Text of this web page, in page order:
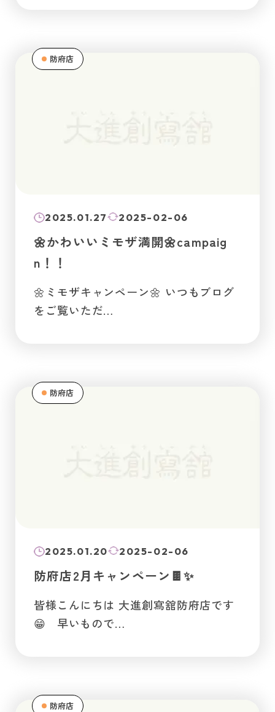
2025.01.27 2025-02-06
🌼かわいいミモザ満開🌼campaig
n！！
🌼ミモザキャンペーン🌼 いつもブログ
をご覧いただ…
防府店
2025.01.20 2025-02-06
防府店2月キャンペーン🍫✨
皆様こんにちは 大進創寫舘防府店です
😁 早いもので…
防府店
防府店